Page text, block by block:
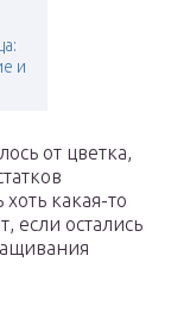
и
от цветка,
какая-то
если остались